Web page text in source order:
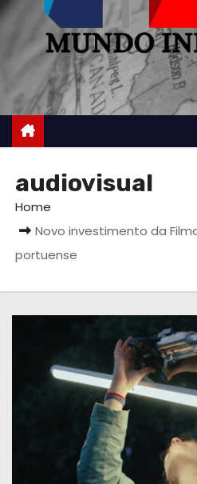
audiovisual
Home
Novo investimento da
portuense